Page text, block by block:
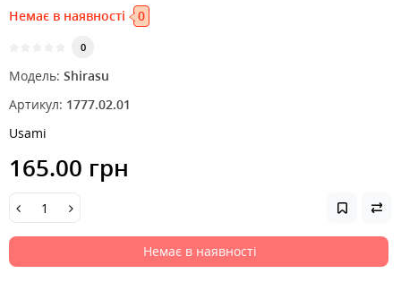
Немає в наявності 0
0
Модель: Shirasu
Артикул: 1777.02.01
Usami
165.00 грн
Немає в наявності